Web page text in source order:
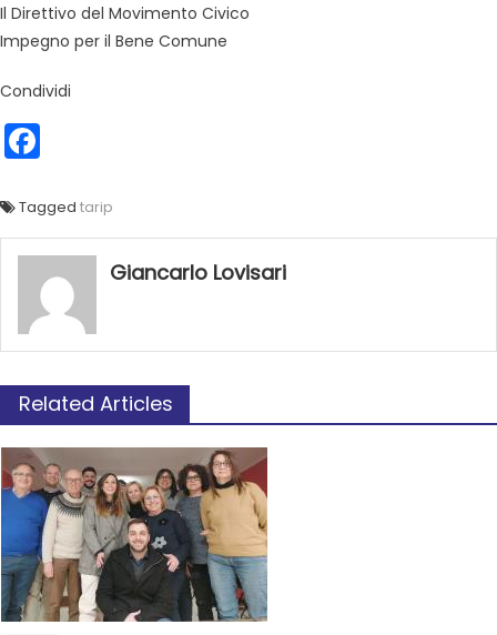
Il Direttivo del Movimento Civico
Impegno per il Bene Comune
Condividi
Tagged tarip
Giancarlo Lovisari
Related Articles